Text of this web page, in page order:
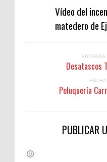
Vídeo del
matedero de
ENTRADA
Desatascos
Peluquería
PUBLICAR